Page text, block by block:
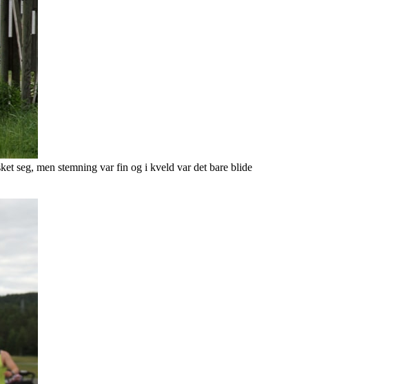
seg, men stemning var fin og i kveld var det bare blide